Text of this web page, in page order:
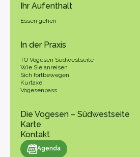
Ihr Aufenthalt
Essen gehen
In der Praxis
TO Vogesen Südwestseite
Wie Sie anreisen
Sich fortbewegen
Kurtaxe
Vogesenpass
Die Vogesen – Südwestseite
Karte
Kontakt
Agenda